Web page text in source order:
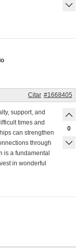
#1668405
Citar
support, and
times and
can strengthen
through
is a fundamental
in wonderful
0